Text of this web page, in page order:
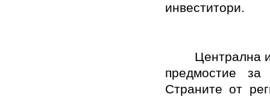
инвеститори.
Централна
предмостие за
Страните от